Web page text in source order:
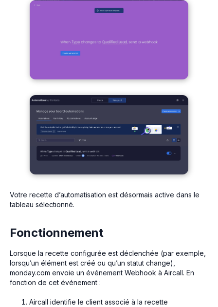
Votre recette d’automatisation est désormais active dans le
tableau sélectionné.
Fonctionnement
Lorsque la recette configurée est déclenchée (par exemple,
lorsqu’un élément est créé ou qu’un statut change),
monday.com envoie un événement Webhook à Aircall. En
fonction de cet événement :
Aircall identifie le client associé à la recette